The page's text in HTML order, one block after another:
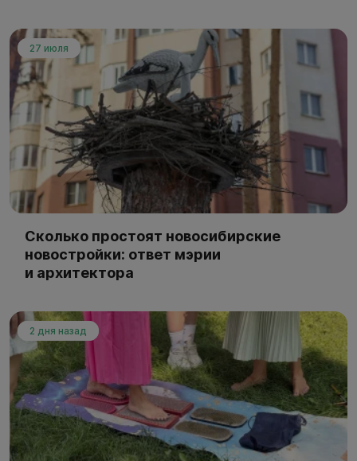
27 июля
Сколько простоят новосибирские
новостройки: ответ мэрии
и архитектора
2 дня назад